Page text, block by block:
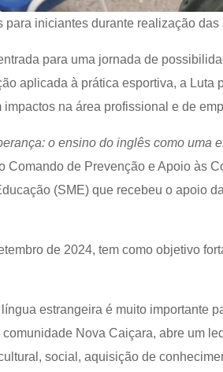
para iniciantes durante realização
para uma jornada de
aplicada à prática esportiva, a
na área profissional e de
o ensino do inglês como uma
Comando de Prevenção e Apoio às
(SME) que recebeu o apoio
de 2024, tem como objetivo
estrangeira é muito importante
Nova Caiçara, abre um
social, aquisição de